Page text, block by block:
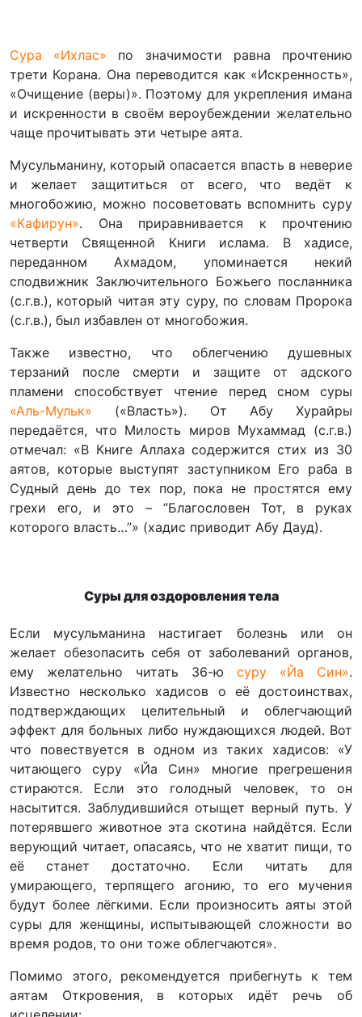
Сура «Ихлас» по значимости равна прочтению
трети Корана. Она переводится как «Искренность»,
«Очищение (веры)». Поэтому для укрепления имана
и искренности в своём вероубеждении желательно
чаще прочитывать эти четыре аята.
Мусульманину, который опасается впасть в неверие
и желает защититься от всего, что ведёт к
многобожию, можно посоветовать вспомнить суру
«Кафирун». Она приравнивается к прочтению
четверти Священной Книги ислама. В хадисе,
переданном Ахмадом, упоминается некий
сподвижник Заключительного Божьего посланника
(с.г.в.), который читая эту суру, по словам Пророка
(с.г.в.), был избавлен от многобожия.
Также известно, что облегчению душевных
терзаний после смерти и защите от адского
пламени способствует чтение перед сном суры
«Аль-Мульк» («Власть»). От Абу Хурайры
передаётся, что Милость миров Мухаммад (с.г.в.)
отмечал: «В Книге Аллаха содержится стих из 30
аятов, которые выступят заступником Его раба в
Судный день до тех пор, пока не простятся ему
грехи его, и это – “Благословен Тот, в руках
которого власть…”» (хадис приводит Абу Дауд).
Суры для оздоровления тела
Если мусульманина настигает болезнь или он
желает обезопасить себя от заболеваний органов,
ему желательно читать 36-ю суру «Йа Син».
Известно несколько хадисов о её достоинствах,
подтверждающих целительный и облегчающий
эффект для больных либо нуждающихся людей. Вот
что повествуется в одном из таких хадисов: «У
читающего суру «Йа Син» многие прегрешения
стираются. Если это голодный человек, то он
насытится. Заблудившийся отыщет верный путь. У
потерявшего животное эта скотина найдётся. Если
верующий читает, опасаясь, что не хватит пищи, то
её станет достаточно. Если читать для
умирающего, терпящего агонию, то его мучения
будут более лёгкими. Если произносить аяты этой
суры для женщины, испытывающей сложности во
время родов, то они тоже облегчаются».
Помимо этого, рекомендуется прибегнуть к тем
аятам Откровения, в которых идёт речь об